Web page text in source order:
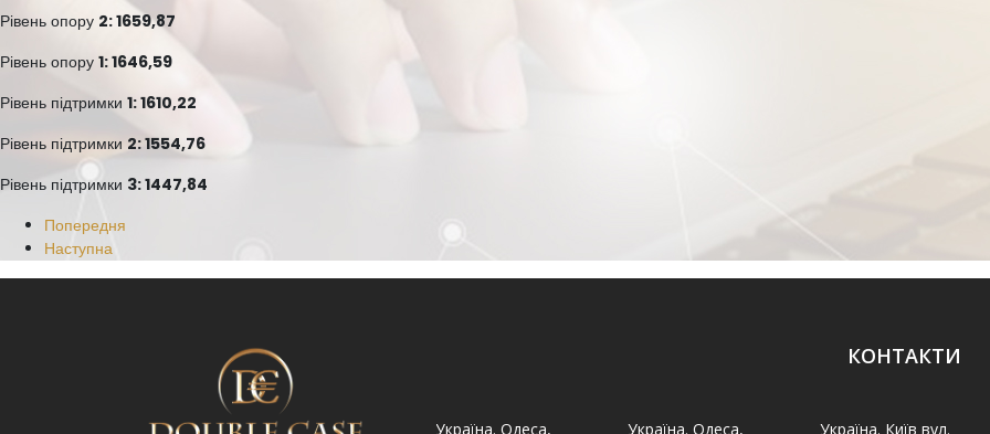
Рівень опору 2: 1659,87
Рівень опору 1: 1646,59
Рівень підтримки 1: 1610,22
Рівень підтримки 2: 1554,76
Рівень підтримки 3: 1447,84
Попередня
Наступна
КОНТАКТИ
Україна. Львів вул. Україна. Львів, просп. Україна. Одеса, Україна. Одеса, Україна. Київ вул.